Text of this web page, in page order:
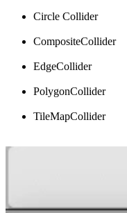
Circle Collider
CompositeCollider
EdgeCollider
PolygonCollider
TileMapCollider